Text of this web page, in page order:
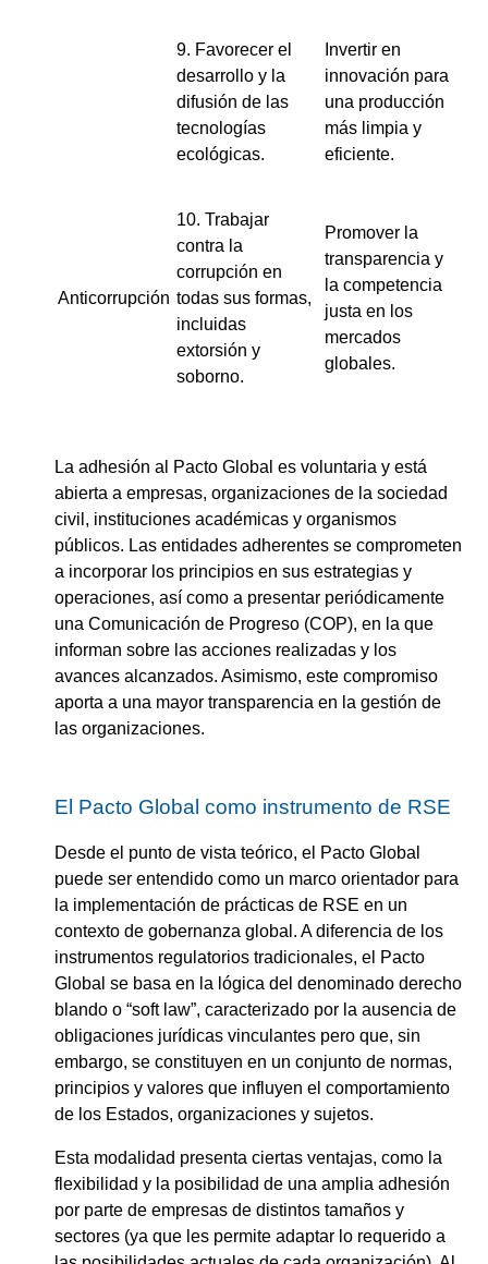
9. Favorecer el
desarrollo y la
difusión de las
tecnologías
ecológicas.
Invertir en
innovación para
una producción
más limpia y
eficiente.
Anticorrupción
10. Trabajar
contra la
corrupción en
todas sus formas,
incluidas
extorsión y
soborno.
Promover la
transparencia y
la competencia
justa en los
mercados
globales.
La adhesión al Pacto Global es voluntaria y está
abierta a empresas, organizaciones de la sociedad
civil, instituciones académicas y organismos
públicos. Las entidades adherentes se comprometen
a incorporar los principios en sus estrategias y
operaciones, así como a presentar periódicamente
una Comunicación de Progreso (COP), en la que
informan sobre las acciones realizadas y los
avances alcanzados. Asimismo, este compromiso
aporta a una mayor transparencia en la gestión de
las organizaciones.
El Pacto Global como instrumento de RSE
Desde el punto de vista teórico, el Pacto Global
puede ser entendido como un marco orientador para
la implementación de prácticas de RSE en un
contexto de gobernanza global. A diferencia de los
instrumentos regulatorios tradicionales, el Pacto
Global se basa en la lógica del denominado derecho
blando o “soft law”, caracterizado por la ausencia de
obligaciones jurídicas vinculantes pero que, sin
embargo, se constituyen en un conjunto de normas,
principios y valores que influyen el comportamiento
de los Estados, organizaciones y sujetos.
Esta modalidad presenta ciertas ventajas, como la
flexibilidad y la posibilidad de una amplia adhesión
por parte de empresas de distintos tamaños y
sectores (ya que les permite adaptar lo requerido a